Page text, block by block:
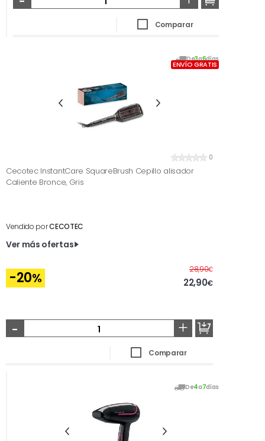
Comparar
De3a6días
ENVÍO GRATIS
0
Cecotec InstantCare SquareBrush Cepillo alisador
Caliente Bronce, Gris
Vendido porCECOTEC
Ver más ofertas
-20%
28,90€Antes
22,90€
- +
Comparar
De4a7días